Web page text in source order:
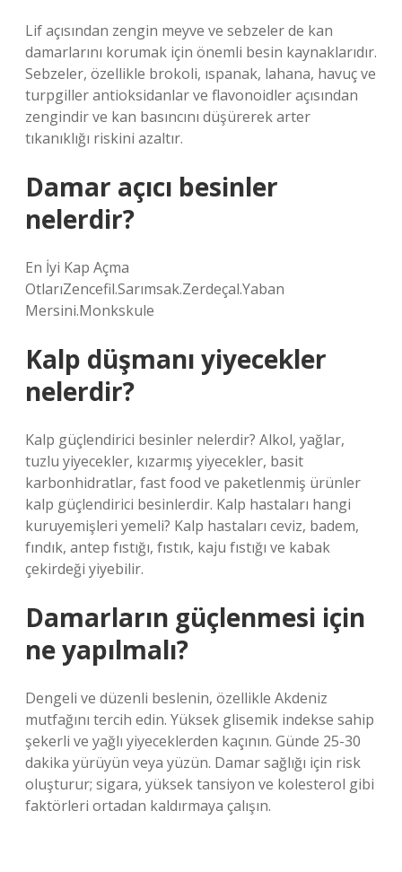
Lif açısından zengin meyve ve sebzeler de kan
damarlarını korumak için önemli besin kaynaklarıdır.
Sebzeler, özellikle brokoli, ıspanak, lahana, havuç ve
turpgiller antioksidanlar ve flavonoidler açısından
zengindir ve kan basıncını düşürerek arter
tıkanıklığı riskini azaltır.
Damar açıcı besinler
nelerdir?
En İyi Kap Açma
OtlarıZencefil.Sarımsak.Zerdeçal.Yaban
Mersini.Monkskule
Kalp düşmanı yiyecekler
nelerdir?
Kalp güçlendirici besinler nelerdir? Alkol, yağlar,
tuzlu yiyecekler, kızarmış yiyecekler, basit
karbonhidratlar, fast food ve paketlenmiş ürünler
kalp güçlendirici besinlerdir. Kalp hastaları hangi
kuruyemişleri yemeli? Kalp hastaları ceviz, badem,
fındık, antep fıstığı, fıstık, kaju fıstığı ve kabak
çekirdeği yiyebilir.
Damarların güçlenmesi için
ne yapılmalı?
Dengeli ve düzenli beslenin, özellikle Akdeniz
mutfağını tercih edin. Yüksek glisemik indekse sahip
şekerli ve yağlı yiyeceklerden kaçının. Günde 25-30
dakika yürüyün veya yüzün. Damar sağlığı için risk
oluşturur; sigara, yüksek tansiyon ve kolesterol gibi
faktörleri ortadan kaldırmaya çalışın.